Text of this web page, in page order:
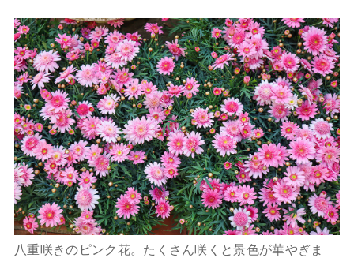
八重咲きのピンク花。たくさん咲くと景色が華やぎま